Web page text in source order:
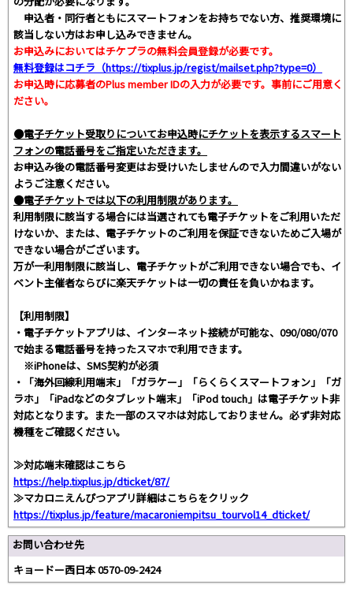
申込者・同行者ともにスマートフォンをお持ちでない方、推奨環境に
該当しない方はお申し込みできません。
お申込みにおいてはチケプラの無料会員登録が必要です。
無料登録はコチラ（https://tixplus.jp/regist/mailset.php?type=0）
お申込時に応募者のPlus member IDの入力が必要です。事前にご用意く
ださい。
●電子チケット受取りについてお申込時にチケットを表示するスマート
フォンの電話番号をご指定いただきます。
お申込み後の電話番号変更はお受けいたしませんので入力間違いがない
ようご注意ください。
●電子チケットでは以下の利用制限があります。
利用制限に該当する場合には当選されても電子チケットをご利用いただ
けないか、または、電子チケットのご利用を保証できないためご入場が
できない場合がございます。
万が一利用制限に該当し、電子チケットがご利用できない場合でも、イ
ベント主催者ならびに楽天チケットは一切の責任を負いかねます。
【利用制限】
・電子チケットアプリは、インターネット接続が可能な、090/080/070
で始まる電話番号を持ったスマホで利用できます。
※iPhoneは、SMS契約が必須
・「海外回線利用端末」「ガラケー」「らくらくスマートフォン」「ガ
ラホ」「iPadなどのタブレット端末」「iPod touch」は電子チケット非
対応となります。また一部のスマホは対応しておりません。必ず非対応
機種をご確認ください。
≫対応端末確認はこちら
https://help.tixplus.jp/dticket/87/
≫マカロニえんぴつアプリ詳細はこちらをクリック
https://tixplus.jp/feature/macaroniempitsu_tourvol14_dticket/
お問い合わせ先
キョードー西日本 0570-09-2424